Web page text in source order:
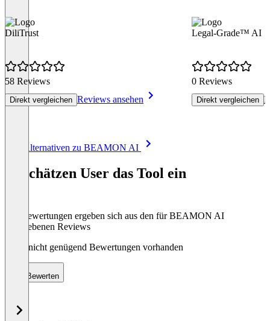
DiliTrust
58 Reviews
Direkt vergleichen Reviews ansehen
Legal-Grade™ AI
0 Reviews
Direkt vergleichen
Alle Alternativen zu BEAMON AI
So schätzen User das Tool ein
Die Bewertungen ergeben sich aus den für BEAMON AI
abgegebenen Reviews
Noch nicht genügend Bewertungen vorhanden
Bewerten